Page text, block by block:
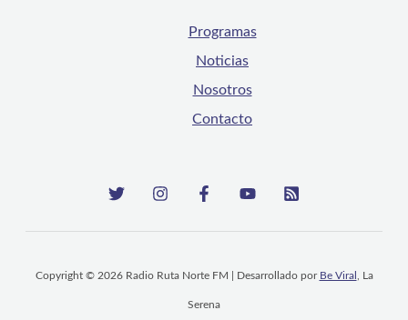
Programas
Noticias
Nosotros
Contacto
Copyright © 2026 Radio Ruta Norte FM | Desarrollado por Be Viral , La
Serena